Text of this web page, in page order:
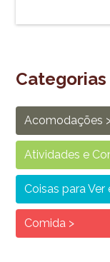
Categorias
Acomodações
Atividades e
Coisas para
Comida